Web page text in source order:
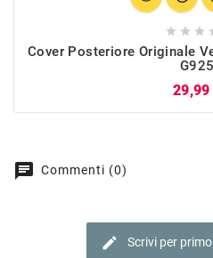
  
Cover Posteriore Originale
29,99
chat Commenti (0)
edit Scrivi per